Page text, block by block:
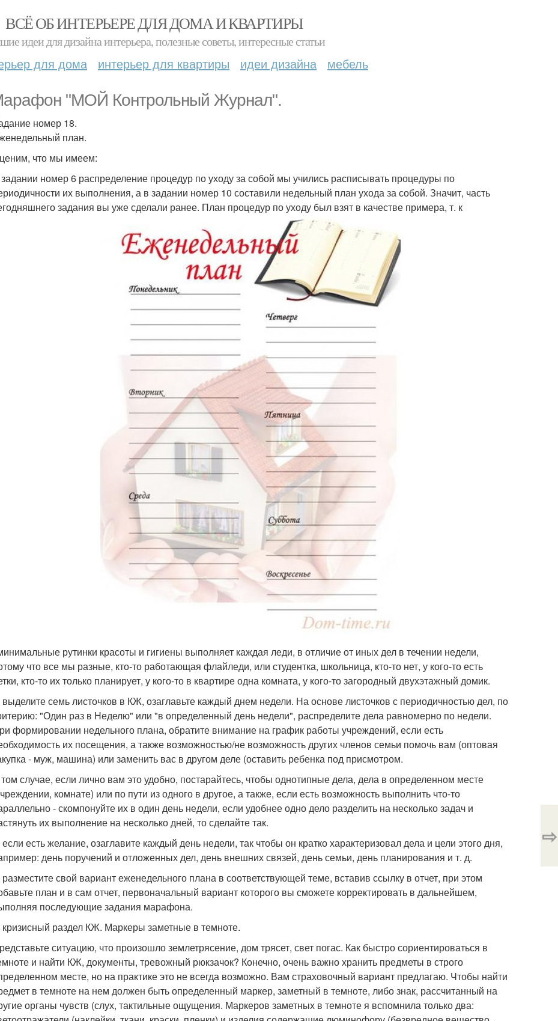
ВСЁ ОБ ИНТЕРЬЕРЕ ДЛЯ ДОМА И КВАРТИРЫ
идеи для дизайна интерьера, полезные советы, интересные статьи
для дома интерьер для квартиры идеи дизайна мебель
"МОЙ Контрольный Журнал".
номер 18.
план.
что мы имеем:
номер 6 распределение процедур по уходу за собой мы учились расписывать процедуры по
их выполнения, а в задании номер 10 составили недельный план ухода за собой. Значит, часть
задания вы уже сделали ранее. План процедур по уходу был взят в качестве примера, т. к
рутинки красоты и гигиены выполняет каждая леди, в отличие от иных дел в течении недели,
что все мы разные, кто-то работающая флайледи, или студентка, школьница, кто-то нет, у кого-то есть
кто-то их только планирует, у кого-то в квартире одна комната, у кого-то загородный двухэтажный домик.
выделите семь листочков в КЖ, озаглавьте каждый днем недели. На основе листочков с периодичностью дел, по
"Один раз в Неделю" или "в определенный день недели", распределите дела равномерно по недели.
формировании недельного плана, обратите внимание на график работы учреждений, если есть
их посещения, а также возможностью/не возможность других членов семьи помочь вам (оптовая
- муж, машина) или заменить вас в другом деле (оставить ребенка под присмотром.
случае, если лично вам это удобно, постарайтесь, чтобы однотипные дела, дела в определенном месте
комнате) или по пути из одного в другое, а также, если есть возможность выполнить что-то
- скомпонуйте их в один день недели, если удобнее одно дело разделить на несколько задач и
их выполнение на несколько дней, то сделайте так.
если есть желание, озаглавите каждый день недели, так чтобы он кратко характеризовал дела и цели этого дня,
день поручений и отложенных дел, день внешних связей, день семьи, день планирования и т. д.
разместите свой вариант еженедельного плана в соответствующей теме, вставив ссылку в отчет, при этом
план и в сам отчет, первоначальный вариант которого вы сможете корректировать в дальнейшем,
последующие задания марафона.
кризисный раздел КЖ. Маркеры заметные в темноте.
ситуацию, что произошло землетрясение, дом трясет, свет погас. Как быстро сориентироваться в
и найти КЖ, документы, тревожный рюкзачок? Конечно, очень важно хранить предметы в строго
месте, но на практике это не всегда возможно. Вам страховочный вариант предлагаю. Чтобы найти
в темноте на нем должен быть определенный маркер, заметный в темноте, либо знак, рассчитанный на
органы чувств (слух, тактильные ощущения. Маркеров заметных в темноте я вспомнила только два:
⇨